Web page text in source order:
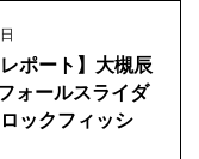
レポート】大槻辰
ォールスライダ
ックフィッシ